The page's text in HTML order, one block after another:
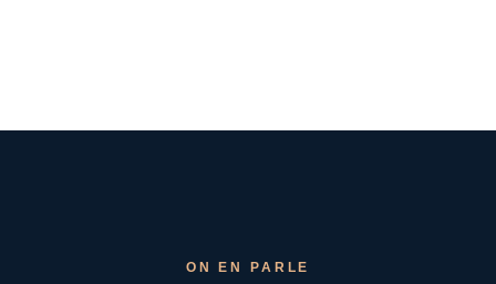
ON EN PARLE